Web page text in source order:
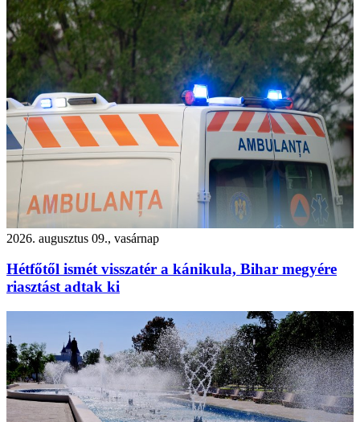
2026. augusztus 09., vasárnap
Hétfőtől ismét visszatér a kánikula, Bihar megyére
riasztást adtak ki